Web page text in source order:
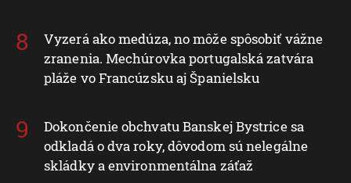
Vyzerá ako medúza, no môže spôsobiť vážne
zranenia. Mechúrovka portugalská zatvára
pláže vo Francúzsku aj Španielsku
Dokončenie obchvatu Banskej Bystrice sa
odkladá o dva roky, dôvodom sú nelegálne
skládky a environmentálna záťaž